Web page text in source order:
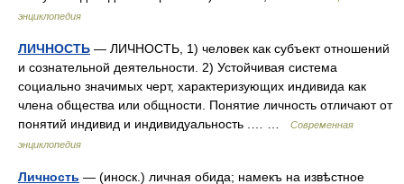
энциклопедия
ЛИЧНОСТЬ — ЛИЧНОСТЬ, 1) человек как субъект отношений
и сознательной деятельности. 2) Устойчивая система
социально значимых черт, характеризующих индивида как
члена общества или общности. Понятие личность отличают от
понятий индивид и индивидуальность .… …
Современная
энциклопедия
Личность — (иноск.) личная обида; намекъ на извѣстное